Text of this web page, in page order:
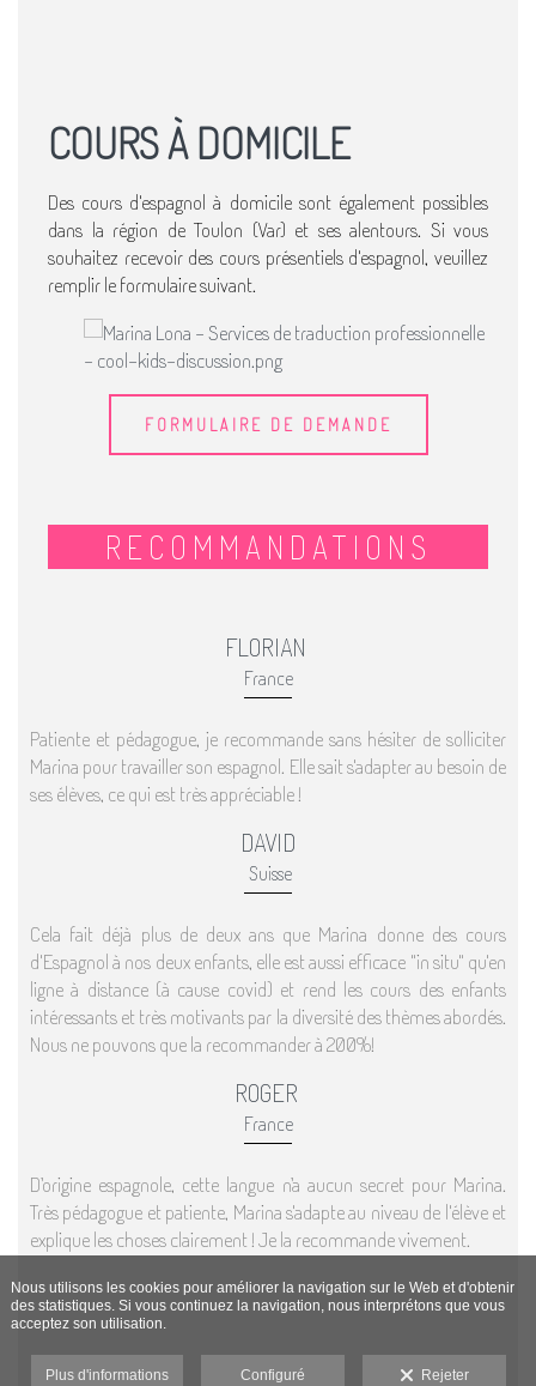
COURS À DOMICILE
Des cours d'espagnol à domicile sont également possibles
dans la région de Toulon (Var) et ses alentours. Si vous
souhaitez recevoir des cours présentiels d'espagnol, veuillez
remplir le formulaire suivant.
FORMULAIRE DE DEMANDE
RECOMMANDATIONS
FLORIAN
France
Patiente et pédagogue, je recommande sans hésiter de solliciter
Marina pour travailler son espagnol. Elle sait s'adapter au besoin de
ses élèves, ce qui est très appréciable !
DAVID
Suisse
Cela fait déjà plus de deux ans que Marina donne des cours
d'Espagnol à nos deux enfants, elle est aussi efficace "in situ" qu'en
ligne à distance (à cause covid) et rend les cours des enfants
intéressants et très motivants par la diversité des thèmes abordés.
Nous ne pouvons que la recommander à 200%!
ROGER
France
D’origine espagnole, cette langue n’a aucun secret pour Marina.
Très pédagogue et patiente, Marina s'adapte au niveau de l'élève et
explique les choses clairement ! Je la recommande vivement.
Nous utilisons les cookies pour améliorer la navigation sur le Web et d'obtenir
des statistiques. Si vous continuez la navigation, nous interprétons que vous
acceptez son utilisation.
Plus d'informations Configuré Rejeter